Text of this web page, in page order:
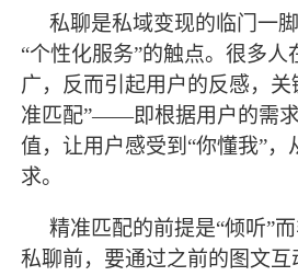
私聊是私域变现的临门一
“个性化服务”的触点。很多人
广，反而引起用户的反感，
准匹配”——即根据用户的需
值，让用户感受到“你懂我”，
求。
精准匹配的前提是“倾听”
私聊前，要通过之前的图文互